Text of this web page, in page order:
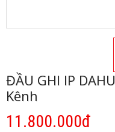
ĐẦU GHI IP
Kênh
11.800.000đ